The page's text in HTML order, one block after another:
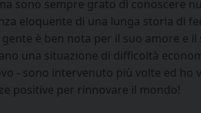
sono sempre grato di conoscere
eloquente di una lunga storia di
è ben nota per il suo amore e il
una situazione di difficoltà
- sono intervenuto più volte ed
positive per rinnovare il mondo!